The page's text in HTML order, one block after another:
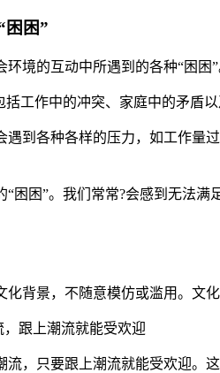
困困”
境的互动中所遇到的各种“困困
括工作中的冲突、家庭中的矛盾
到各种各样的压力，如工作量
困困”。我们常常?会感到无法
背景，不随意模仿或滥用。文
跟上潮流就能受欢迎
，只要跟上潮流就能受欢迎。